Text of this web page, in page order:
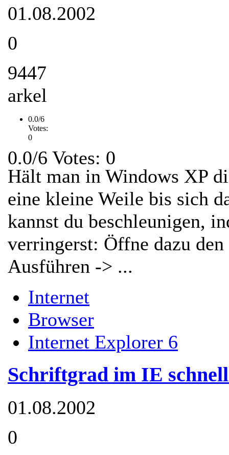
01.08.2002
0
9447
arkel
0.0/6
Votes:
0
0.0/6 Votes: 0
Hält man in Windows XP
eine kleine Weile bis sich
kannst du beschleunigen,
verringerst: Öffne dazu
Ausführen -> ...
Internet
Browser
Internet Explorer 6
Schriftgrad im IE
01.08.2002
0